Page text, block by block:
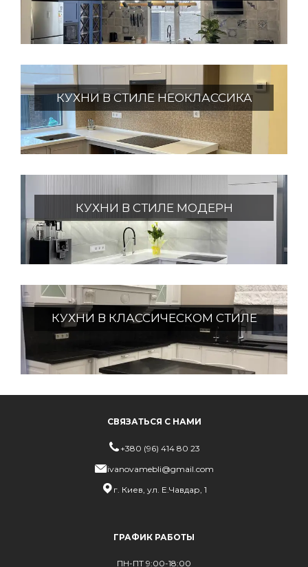
КУХНИ В СТИЛЕ НЕОКЛАССИКА
КУХНИ В СТИЛЕ МОДЕРН
КУХНИ В КЛАССИЧЕСКОМ СТИЛЕ
СВЯЗАТЬСЯ С НАМИ
+380 (96) 414 80 23
ivanovamebli@gmail.com
г. Киев, ул. Е.Чавдар, 1
ГРАФИК РАБОТЫ
ПН-ПТ 9:00-18:00